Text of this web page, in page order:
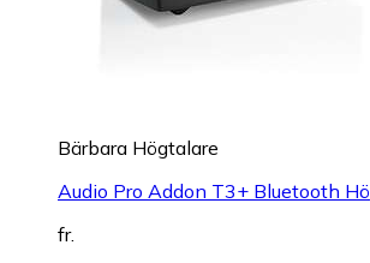
Bärbara Högtalare
Audio Pro Addon T3+ Bluetooth
fr.